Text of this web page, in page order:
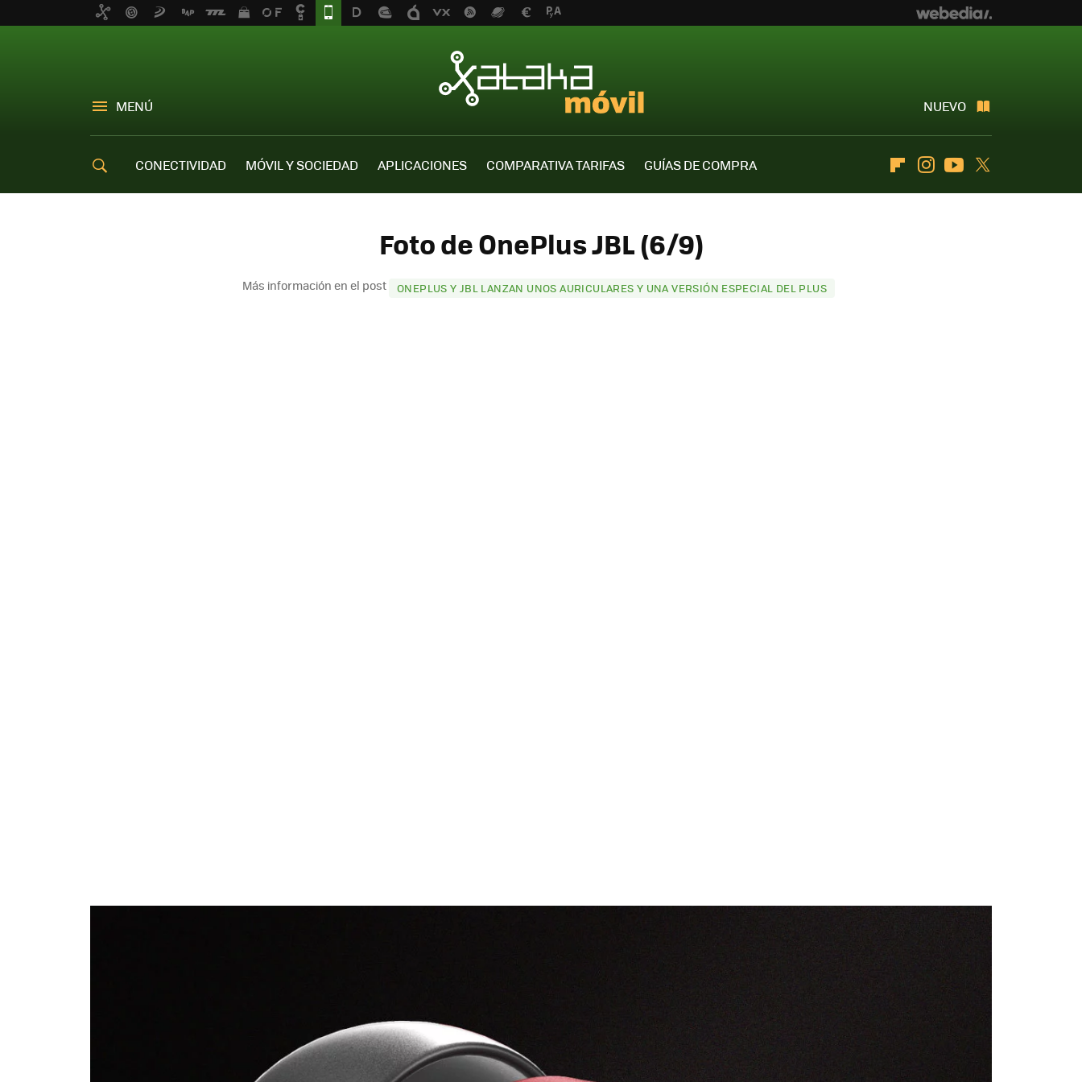
MENÚ NUEVO
CONECTIVIDAD MÓVIL Y SOCIEDAD APLICACIONES COMPARATIVA TARIFAS
GUÍAS DE COMPRA
FlipboardInstagramYoutube
Foto de OnePlus JBL (6/9)
Más información en el post ONEPLUS Y JBL LANZAN UNOS AURICULARES Y UNA VERSIÓN ESPECIAL DEL PLUS